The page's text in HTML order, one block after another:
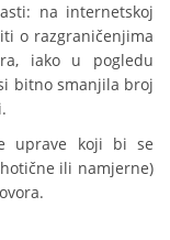
na internetskoj
o razgraničenjima
iako u pogledu
bitno smanjila broj
uprave koji bi se
ili namjerne)